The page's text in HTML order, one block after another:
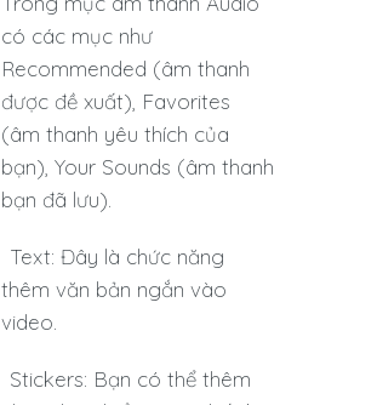
có các mục như
Recommended (âm thanh
được đề xuất), Favorites
(âm thanh yêu thích của
bạn), Your Sounds (âm thanh
bạn đã lưu).
Text: Đây là chức năng
thêm văn bản ngắn vào
video.
Stickers: Bạn có thể thêm